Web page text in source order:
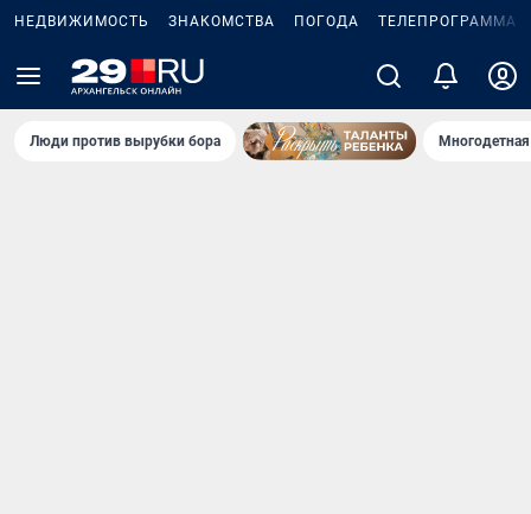
НЕДВИЖИМОСТЬ ЗНАКОМСТВА ПОГОДА ТЕЛЕПРОГРАММА
Люди против вырубки бора